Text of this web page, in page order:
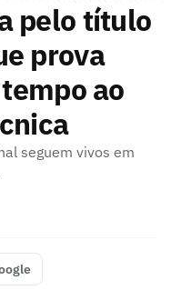
pelo título
prova
ao
seguem vivos em